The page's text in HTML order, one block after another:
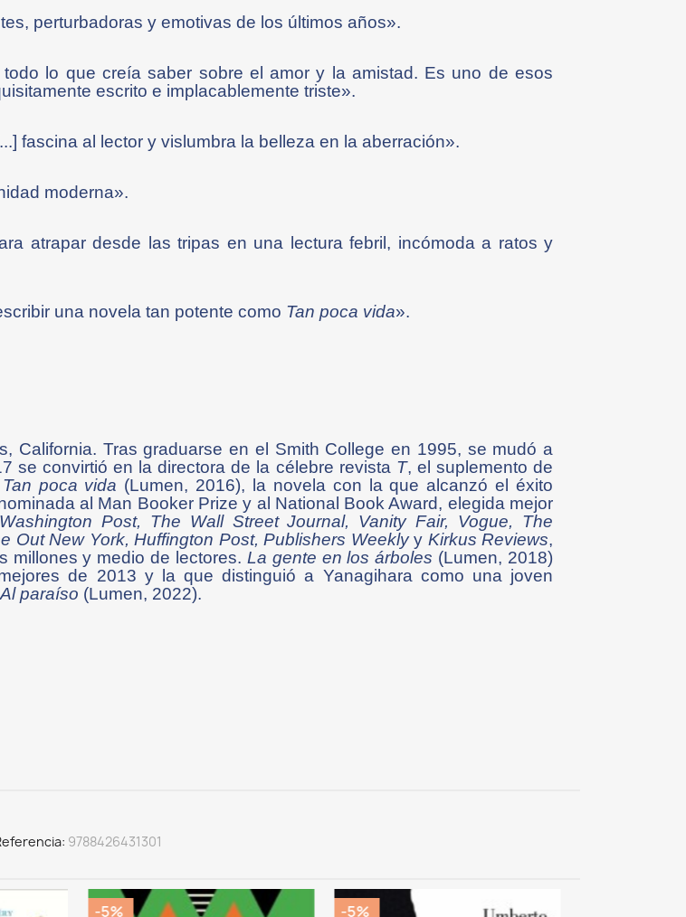
perturbadoras y emotivas de los últimos años».
lo que creía saber sobre el amor y la amistad. Es uno de esos
escrito e implacablemente triste».
fascina al lector y vislumbra la belleza en la aberración».
moderna».
atrapar desde las tripas en una lectura febril, incómoda a ratos y
una novela tan potente como Tan poca vida».
California. Tras graduarse en el Smith College en 1995, se mudó a
se convirtió en la directora de la célebre revista T, el suplemento de
Tan poca vida (Lumen, 2016), la novela con la que alcanzó el éxito
al Man Booker Prize y al National Book Award, elegida mejor
Post, The Wall Street Journal, Vanity Fair, Vogue, The
Out New York, Huffington Post, Publishers Weeklyy Kirkus Reviews,
millones y medio de lectores. La gente en los árboles (Lumen, 2018)
de 2013 y la que distinguió a Yanagihara como una joven
Al paraíso (Lumen, 2022).
9788426431301
-5% -5%